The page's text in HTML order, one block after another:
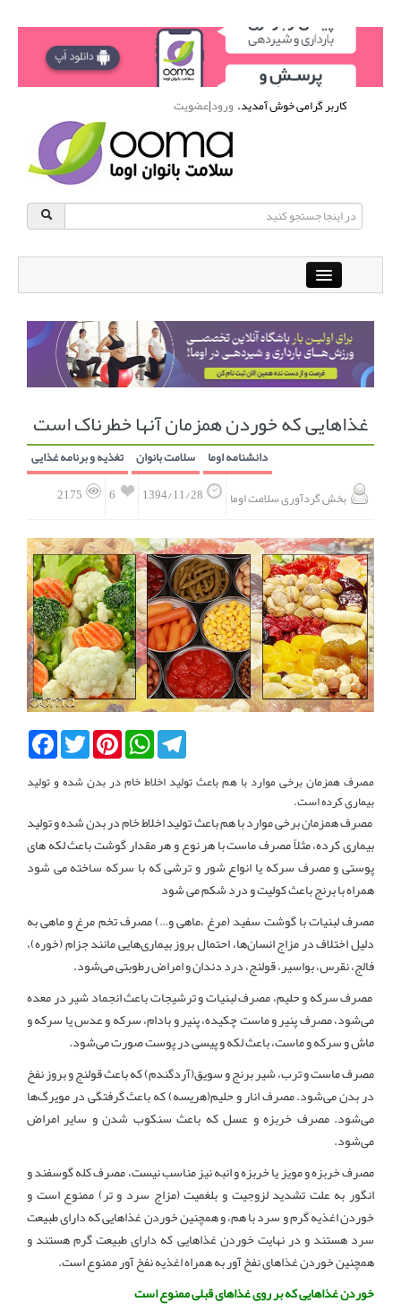
کاربر گرامی خوش آمدید.ورود|عضویت
باشگاه آنلاین ورزشی اوما
دانشنامه سلامت بانوان پرسش و پاسخ
انجمن متخصصین زنان و اوما انتخاب نام کودک
فهرست مواد غذایی اپلیکیشن بارداری و کودک اوما
غذاهایی که خوردن همزمان آنها خطرناک است
دانشنامه اوما سلامت بانوان تغذیه و برنامه غذایی
2175
6 1394/11/28 بخش گردآوری سلامت اوما
FacebookTwitterPinterestWhatsAppTelegram
مصرف همزمان برخی موارد با هم باعث تولید اخلاط خام در بدن شده و تولید
بیماری کرده است.
مصرف همزمان برخی موارد با هم باعث تولید اخلاط خام در بدن شده و تولید
بیماری کرده، مثلاً مصرف ماست با هر نوع و هر مقدار گوشت باعث لکه های
پوستی و مصرف سرکه یا انواع شور و ترشی که با سرکه ساخته می شود
همراه با برنج باعث کولیت و درد شکم می شود
مصرف لبنیات با گوشت سفید (مرغ ،ماهی و…) مصرف تخم مرغ و ماهی به
دلیل اختلاف در مزاج انسان‌ها، احتمال بروز بیماری‌هایی مانند جزام (خوره)،
فالج، نقرس، بواسیر، قولنج، درد دندان و امراض رطوبتی می‌شود.
مصرف سرکه و حلیم، مصرف لبنیات و ترشیجات باعث انجماد شیر در معده
می‌شود، مصرف پنیر و ماست چکیده، پنیر و بادام، سرکه و عدس یا سرکه و
ماش و سرکه و ماست، باعث لکه و پیسی در پوست صورت می‌شود.
مصرف ماست و ترب، شیر برنج و سویق(آردگندم) که باعث قولنج و بروز نفخ
در بدن می‌شود. مصرف انار و حلیم(هریسه) که باعث گرفتگی در مویرگ‌ها
می‌شود. مصرف خربزه و عسل که باعث سنکوب شدن و سایر امراض
می‌شود.
مصرف خربزه و مویز یا خربزه و انبه نیز مناسب نیست، مصرف کله گوسفند و
انگور به علت تشدید لزوجیت و بلغمیت (مزاج سرد و تر) ممنوع است و
خوردن اغذیه گرم و سرد با هم، و همچنین خوردن غذاهایی که دارای طبیعت
سرد هستند و در نهایت خوردن غذاهایی که دارای طبیعت گرم هستند و
همچنین خوردن غذاهای نفخ آور به همراه اغذیه نفخ آور ممنوع است.
خوردن غذاهایی که بر روی غذاهای قبلی ممنوع است